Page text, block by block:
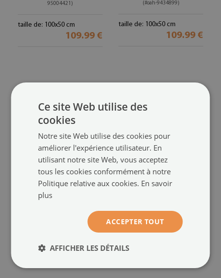
95004421)
taille de: 100x50 cm
109.99 €
(#oah-9434899)
taille de: 100x50 cm
109.99 €
Tableaux sur verre
acrylique
Coucher du soleil montagne
109.99 €
Tableaux sur verre
taille de: 100x50 cm
109.99 €
Ce site Web utilise des
cookies
Notre site Web utilise des cookies pour
améliorer l'expérience utilisateur. En
utilisant notre site Web, vous acceptez
tous les cookies conformément à notre
Politique relative aux cookies. En savoir
plus
ACCEPTER TOUT
AFFICHER LES DÉTAILS